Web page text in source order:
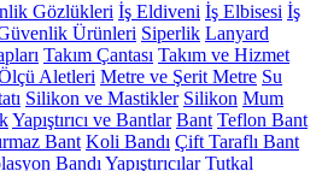
Gözlükleri İş Eldiveni İş Elbisesi İş
Ürünleri Siperlik Lanyard
Takım Çantası Takım ve Hizmet
Aletleri Metre ve Şerit Metre Su
Silikon ve Mastikler Silikon Mum
Yapıştırıcı ve Bantlar Bant Teflon Bant
Bant Koli Bandı Çift Taraflı Bant
Bandı Yapıştırıcılar Tutkal